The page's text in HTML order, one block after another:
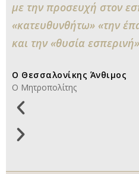
με την προσευχή στον
«κατευθυνθήτω» «την
και την «θυσία
Ο Θεσσαλονίκης Άνθιμος
Ο Μητροπολίτης